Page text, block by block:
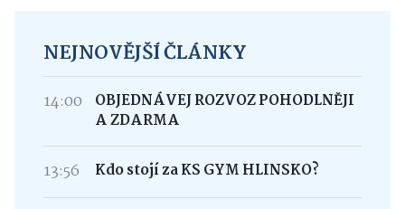
NEJNOVĚJŠÍ ČLÁNKY
14:00
OBJEDNÁVEJ ROZVOZ POHODLNĚJI
A ZDARMA
13:56 Kdo stojí za KS GYM HLINSKO?